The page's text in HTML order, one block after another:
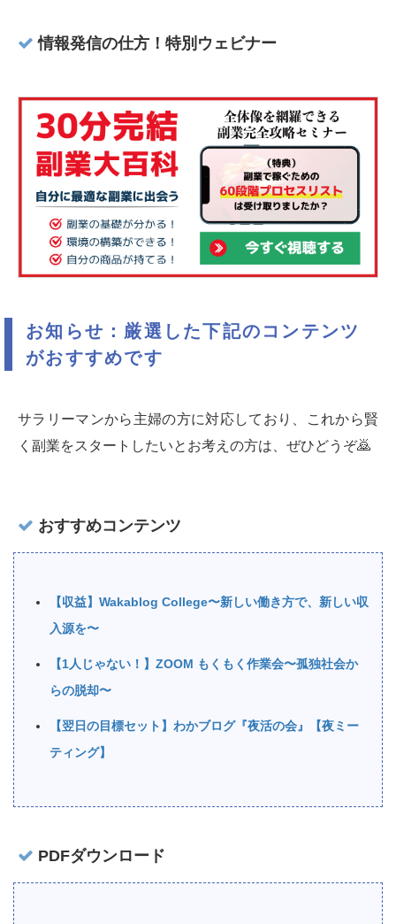
情報発信の仕方！特別ウェビナー
お知らせ：厳選した下記のコンテンツ
がおすすめです
サラリーマンから主婦の方に対応しており、これから賢
く副業をスタートしたいとお考えの方は、ぜひどうぞ🙇‍
おすすめコンテンツ
【収益】Wakablog College〜新しい働き方で、新しい収
入源を〜
【1人じゃない！】ZOOM もくもく作業会〜孤独社会か
らの脱却〜
【翌日の目標セット】わかブログ『夜活の会』【夜ミー
ティング】
PDFダウンロード